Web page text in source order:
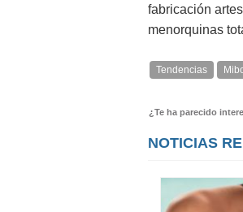
fabricación
menorquinas
Tendencias
¿Te ha parecido
NOTICIAS